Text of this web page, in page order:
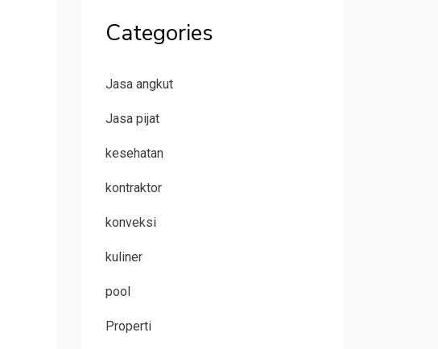
Categories
Jasa angkut
Jasa pijat
kesehatan
kontraktor
konveksi
kuliner
pool
Properti